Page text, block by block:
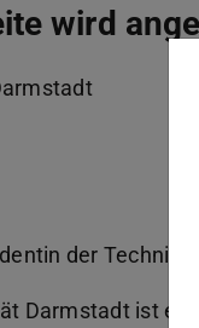
wird
der
Darmstadt ist